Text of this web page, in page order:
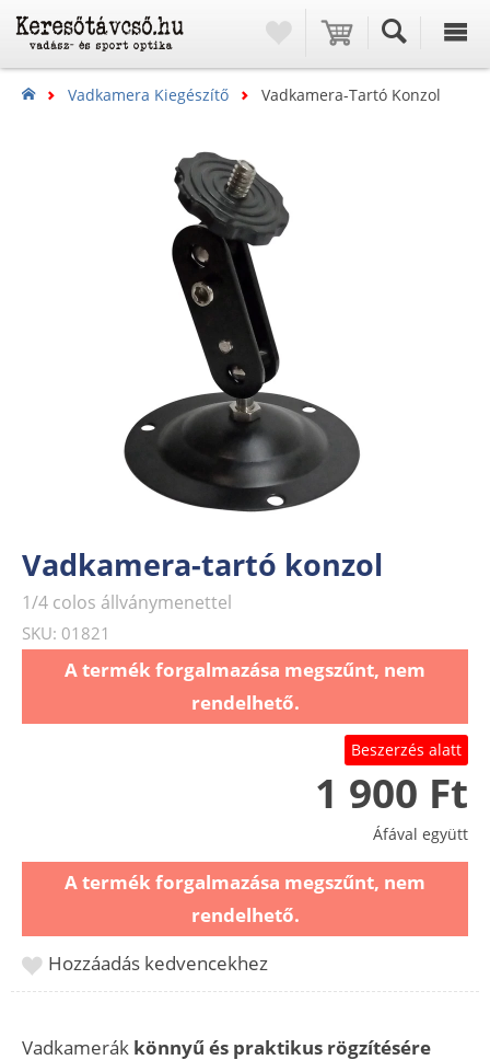
Vadkamera Kiegészítő Vadkamera-Tartó Konzol
Vadkamera-tartó konzol
1/4 colos állványmenettel
SKU: 01821
A termék forgalmazása megszűnt, nem
rendelhető.
Beszerzés alatt
1 900 Ft
Áfával együtt
A termék forgalmazása megszűnt, nem
rendelhető.
Hozzáadás kedvencekhez
Vadkamerák könnyű és praktikus rögzítésére